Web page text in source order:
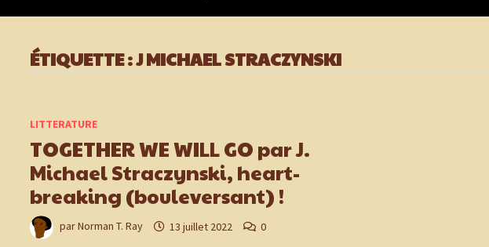
ÉTIQUETTE :J MICHAEL STRACZYNSKI
LITTERATURE
TOGETHER WE WILL GO par J.
Michael Straczynski, heart-
breaking (bouleversant) !
parNorman T. Ray 13 juillet 2022 0